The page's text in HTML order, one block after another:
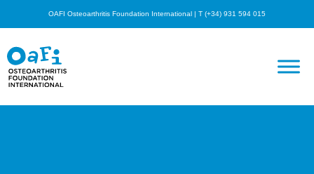
OAFI Osteoarthritis Foundation International | T (+34) 931 594 015